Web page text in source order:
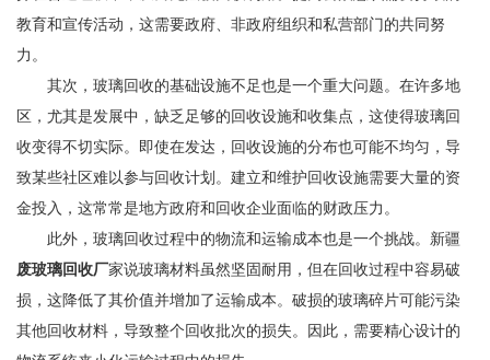
教育和宣传活动，这需要政府、非政府组织和私营部门的共同努
力。
其次，玻璃回收的基础设施不足也是一个重大问题。在许多地
区，尤其是发展中，缺乏足够的回收设施和收集点，这使得玻璃回
收变得不切实际。即使在发达，回收设施的分布也可能不均匀，导
致某些社区难以参与回收计划。建立和维护回收设施需要大量的资
金投入，这常常是地方政府和回收企业面临的财政压力。
此外，玻璃回收过程中的物流和运输成本也是一个挑战。新疆
废玻璃回收厂家说玻璃材料虽然坚固耐用，但在回收过程中容易破
损，这降低了其价值并增加了运输成本。破损的玻璃碎片可能污染
其他回收材料，导致整个回收批次的损失。因此，需要精心设计的